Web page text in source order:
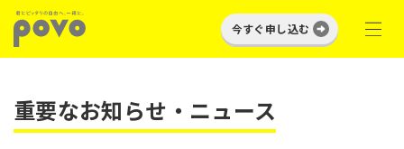
今すぐ申し込む
重要なお知らせ・ニュース